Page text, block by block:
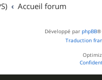
Accueil forum
Développé par phpBB®
Traduction